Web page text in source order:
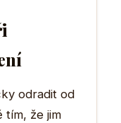
odradit od
tím, že jim